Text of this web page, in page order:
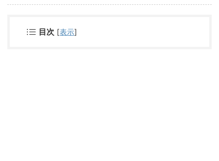
目次 [表示]